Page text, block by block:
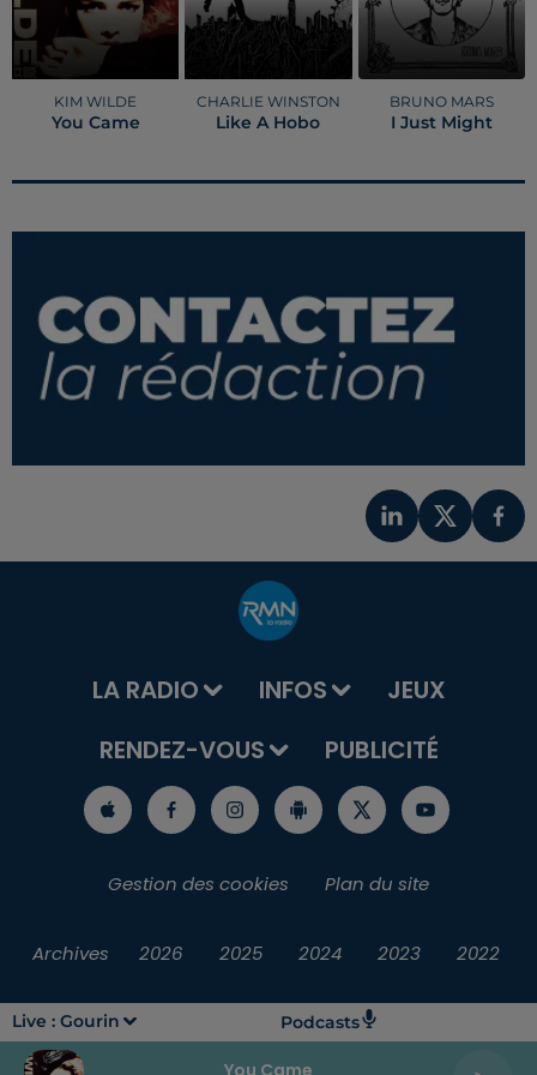
Live : Gourin Podcasts
You Came
KIM WILDE
You Came
CHARLIE WINSTON
Like A Hobo
BRUNO MARS
I Just Might
LA RADIO INFOS
JEUX
RENDEZ-VOUS
PUBLICITÉ
Gestion des cookies Plan du site
Archives 2026 2025 2024 2023 2022